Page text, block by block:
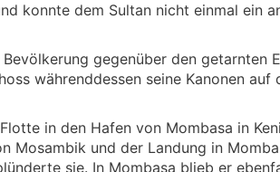
konnte dem Sultan nicht einmal ein
gegenüber den getarnten
währenddessen seine Kanonen
in den Hafen von Mombasa in
Mosambik und der Landung in
sie. In Mombasa blieb er